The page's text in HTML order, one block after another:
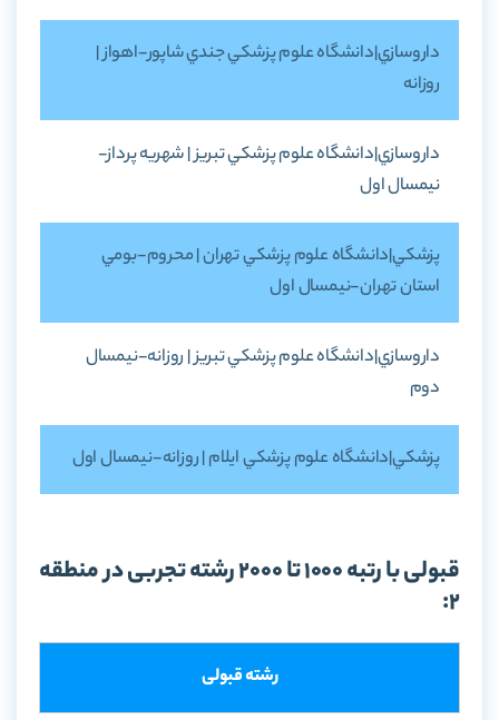
داروسازي|دانشگاه علوم پزشکي جندي شاپور-اهواز |
روزانه
داروسازي|دانشگاه علوم پزشکي تبريز | شهريه پرداز-
نيمسال اول
پزشکي|دانشگاه علوم پزشکي تهران | محروم-بومي
استان تهران-نيمسال اول
داروسازي|دانشگاه علوم پزشکي تبريز | روزانه-نيمسال
دوم
پزشكي|دانشگاه علوم پزشكي ايلام | روزانه-نيمسال اول
قبولی با رتبه 1000 تا 2000 رشته تجربی در منطقه
2:
رشته قبولی